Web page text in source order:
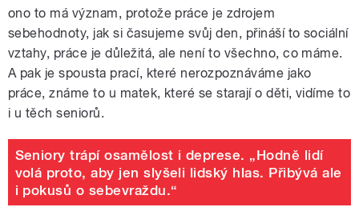
ono to má význam, protože práce je zdrojem
sebehodnoty, jak si časujeme svůj den, přináší to sociální
vztahy, práce je důležitá, ale není to všechno, co máme.
A pak je spousta prací, které nerozpoznáváme jako
práce, známe to u matek, které se starají o děti, vidíme to
i u těch seniorů.
Seniory trápí osamělost i deprese. „Hodně lidí
volá proto, aby jen slyšeli lidský hlas. Přibývá ale
i pokusů o sebevraždu.“